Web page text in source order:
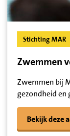
Stichting MAR
Zwemmen
Zwemmen bij
gezondheid en
Bekijk deze